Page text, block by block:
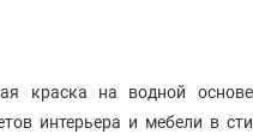
краска на водной основе
интерьера и мебели в